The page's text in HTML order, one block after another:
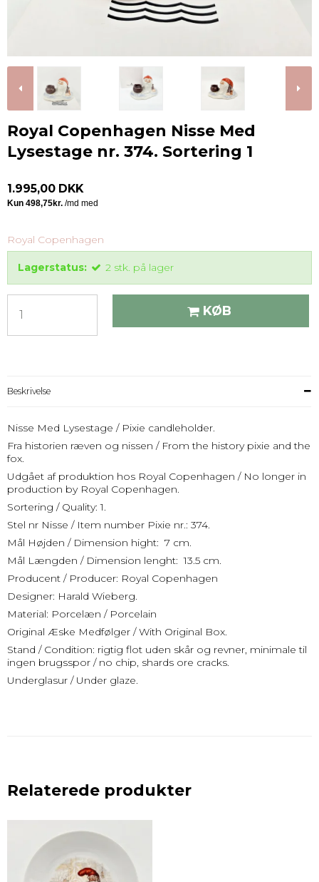
Royal Copenhagen Nisse Med
Lysestage nr. 374. Sortering 1
1.995,00 DKK
Royal Copenhagen
Lagerstatus: 2 stk. på lager
KØB
Beskrivelse
Nisse Med Lysestage / Pixie candleholder.
Fra historien ræven og nissen / From the history pixie and the
fox.
Udgået af produktion hos Royal Copenhagen / No longer in
production by Royal Copenhagen.
Sortering / Quality: 1.
Stel nr Nisse / Item number Pixie nr.: 374.
Mål Højden / Dimension hight: 7 cm.
Mål Længden / Dimension lenght: 13.5 cm.
Producent / Producer: Royal Copenhagen
Designer: Harald Wieberg.
Material: Porcelæn / Porcelain
Original Æske Medfølger / With Original Box.
Stand / Condition: rigtig flot uden skår og revner, minimale til
ingen brugsspor / no chip, shards ore cracks.
Underglasur / Under glaze.
Relaterede produkter